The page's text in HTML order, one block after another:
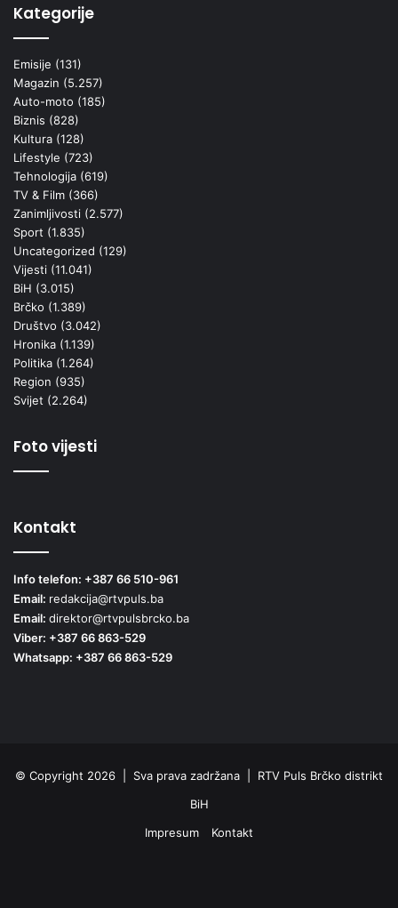
Kategorije
Emisije (131)
Magazin (5.257)
Auto-moto (185)
Biznis (828)
Kultura (128)
Lifestyle (723)
Tehnologija (619)
TV & Film (366)
Zanimljivosti (2.577)
Sport (1.835)
Uncategorized (129)
Vijesti (11.041)
BiH (3.015)
Brčko (1.389)
Društvo (3.042)
Hronika (1.139)
Politika (1.264)
Region (935)
Svijet (2.264)
Foto vijesti
Kontakt
Info telefon: +387 66 510-961
Email: redakcija@rtvpuls.ba
Email: direktor@rtvpulsbrcko.ba
Viber: +387 66 863-529
Whatsapp: +387 66 863-529
© Copyright 2026 | Sva prava zadržana | RTV Puls Brčko distrikt
BiH
Impresum
Kontakt